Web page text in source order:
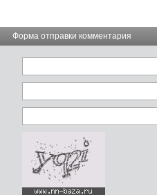
Форма отправки комментария